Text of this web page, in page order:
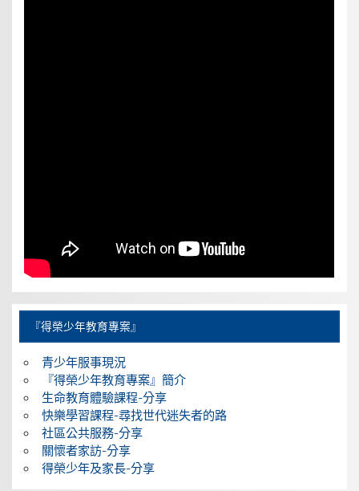
『得榮少年教育專案』
青少年服事現況
『得榮少年教育專案』簡介
生命教育體驗課程-分享
快樂學習課程-尋找世代迷失者的路
社區公共服務-分享
關懷者家訪-分享
得榮少年及家長-分享